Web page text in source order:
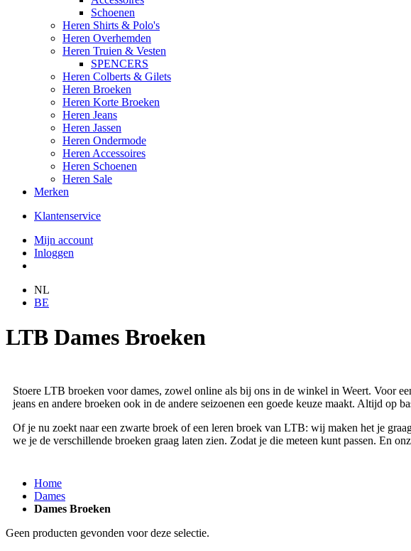
Schoenen
Heren Shirts & Polo's
Heren Overhemden
Heren Truien & Vesten
SPENCERS
Heren Colberts & Gilets
Heren Broeken
Heren Korte Broeken
Heren Jeans
Heren Jassen
Heren Ondermode
Heren Accessoires
Heren Schoenen
Heren Sale
Merken
Klantenservice
Mijn account
Inloggen
NL
BE
LTB Dames Broeken
Stoere LTB broeken voor dames, zowel online als bij ons in de winkel in Weert. Voor
jeans en andere broeken ook in de andere seizoenen een goede keuze maakt. Altijd op
Of je nu zoekt naar een zwarte broek of een leren broek van LTB: wij maken het je
we je de verschillende broeken graag laten zien. Zodat je die meteen kunt passen. En
Home
Dames
Dames Broeken
Geen producten gevonden voor deze selectie.